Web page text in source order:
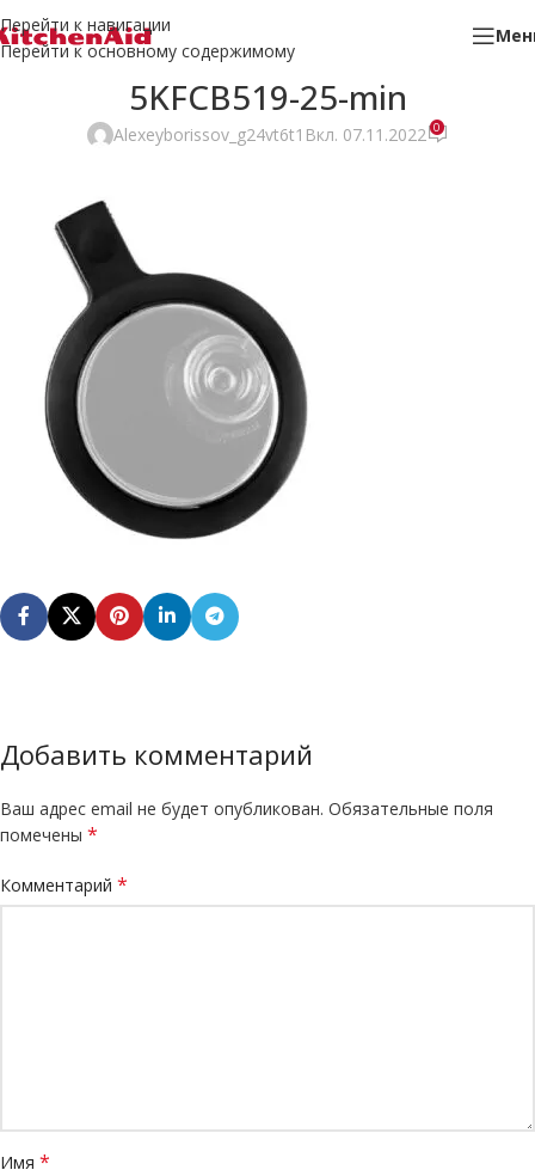
Перейти к навигации
Перейти к основному содержимому
5KFCB519-25-min
Alexeyborissov_g24vt6t1 Вкл. 07.11.2022 0
Добавить комментарий
Ваш адрес email не будет опубликован. Обязательные поля
помечены *
Комментарий *
Имя *